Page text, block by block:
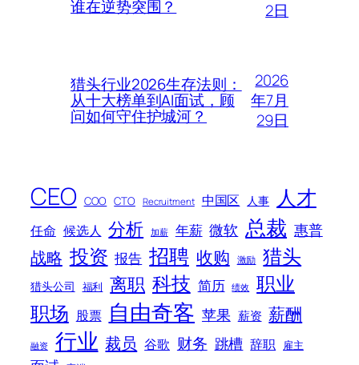
谁在逆势突围？
2日
猎头行业2026生存法则：
从十大榜单到AI面试，顾
问如何守住护城河？
2026
年7月
29日
CEO COO CTO Recruitment 中国区 人事 人才
任命 候选人 分析 加薪 年薪 微软 总裁 惠普
战略 投资 报告 招聘 收购 激励 猎头
猎头公司 福利 离职 科技 简历 绩效 职业
职场 股票 自由奇客 苹果 薪资 薪酬
融资 行业 裁员 谷歌 财务 跳槽 辞职 雇主